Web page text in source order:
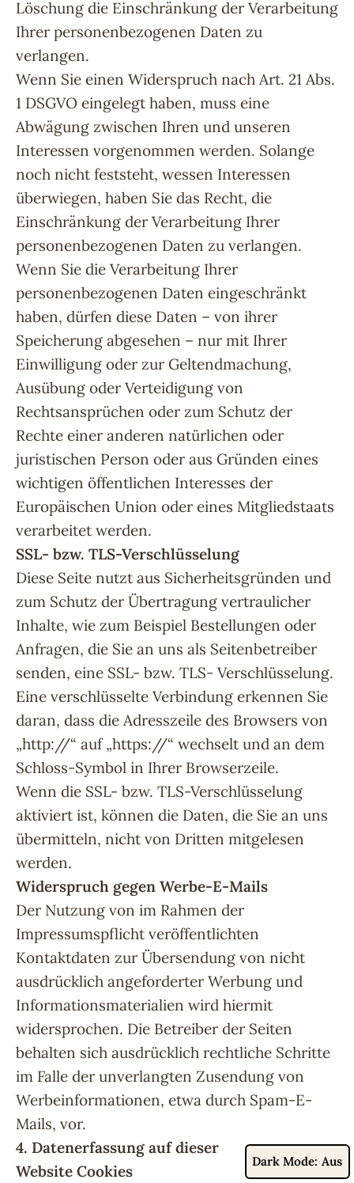
Löschung die Einschränkung der Verarbeitung
Ihrer personenbezogenen Daten zu
verlangen.
Wenn Sie einen Widerspruch nach Art. 21 Abs.
1 DSGVO eingelegt haben, muss eine
Abwägung zwischen Ihren und unseren
Interessen vorgenommen werden. Solange
noch nicht feststeht, wessen Interessen
überwiegen, haben Sie das Recht, die
Einschränkung der Verarbeitung Ihrer
personenbezogenen Daten zu verlangen.
Wenn Sie die Verarbeitung Ihrer
personenbezogenen Daten eingeschränkt
haben, dürfen diese Daten – von ihrer
Speicherung abgesehen – nur mit Ihrer
Einwilligung oder zur Geltendmachung,
Ausübung oder Verteidigung von
Rechtsansprüchen oder zum Schutz der
Rechte einer anderen natürlichen oder
juristischen Person oder aus Gründen eines
wichtigen öffentlichen Interesses der
Europäischen Union oder eines Mitgliedstaats
verarbeitet werden.
SSL- bzw. TLS-Verschlüsselung
Diese Seite nutzt aus Sicherheitsgründen und
zum Schutz der Übertragung vertraulicher
Inhalte, wie zum Beispiel Bestellungen oder
Anfragen, die Sie an uns als Seitenbetreiber
senden, eine SSL- bzw. TLS- Verschlüsselung.
Eine verschlüsselte Verbindung erkennen Sie
daran, dass die Adresszeile des Browsers von
„http://“ auf „https://“ wechselt und an dem
Schloss-Symbol in Ihrer Browserzeile.
Wenn die SSL- bzw. TLS-Verschlüsselung
aktiviert ist, können die Daten, die Sie an uns
übermitteln, nicht von Dritten mitgelesen
werden.
Widerspruch gegen Werbe-E-Mails
Der Nutzung von im Rahmen der
Impressumspflicht veröffentlichten
Kontaktdaten zur Übersendung von nicht
ausdrücklich angeforderter Werbung und
Informationsmaterialien wird hiermit
widersprochen. Die Betreiber der Seiten
behalten sich ausdrücklich rechtliche Schritte
im Falle der unverlangten Zusendung von
Werbeinformationen, etwa durch Spam-E-
Mails, vor.
4. Datenerfassung auf dieser
Website Cookies
Dark Mode: